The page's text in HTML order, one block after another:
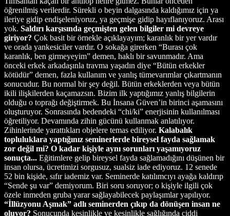
öğrenilmiş verilerdir. Sürekli o beyin dalgasında kaldığımız için ya
ileriye gidip endişeleniyoruz, ya geçmişe gidip hayıflanıyoruz. Arası
yok. Saldırı karşısında geçmişten gelen bilgiler mi devreye
giriyor? Çok basit bir örnekle açıklayayım; karanlık bir yer vardır
ve orada yankesiciler vardır. O sokağa girerken “Burası çok
karanlık, ben girmeyeyim” demen, haklı bir savunmadır. Ama
önceki erkek arkadaşınla travma yaşadın diye “Bütün erkekler
kötüdür” demen, fazla kullanım ve yanlış tümevarımlar çıkartmanın
sonucudur. Bu normal bir şey değil. Bütün erkeklerden veya bütün
ikili ilişkilerden kaçamazsın. Bizim ilk yaptığımız yanlış bilgilerin
olduğu o toprağı değiştirmek. Bu İnsana Güven’in birinci aşamasını
oluşturuyor. Sonrasında bedendeki “chi/ki” enerjisinin kullanılması
öğretiliyor. Devamında zihin gücünü kullanmak anlatılıyor.
Zihinlerinde yarattıkları objelere temas ediliyor. Kalabalık
topluluklara yaptığınız seminerlerde bireysel fayda sağlamak
zor değil mi? O kadar kişiyle aynı sorunları yaşamıyoruz
sonuçta... Eğitimlere gelip bireysel fayda sağlamadığını düşünen bir
insan olursa, ücretimizi sorgusuz, sualsiz iade ediyoruz. 12 senede
52 bin kişide, sıfır iademiz var. Seminerde katılımcıyı ayağa kaldırıp
“Sende şu var” demiyorum. Biri soru soruyor; o kişiyle ilgili çok
özele inmeden gruba yarar sağlayabilecek paylaşımlar yapılıyor.
“İllüzyonu Aşmak” adlı seminerden çıkıp da dönüşen insan ne
oluyor? Sonucunda kesinlikle ve kesinlikle sağlığında ciddi